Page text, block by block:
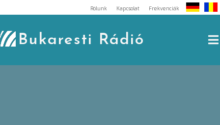
to
content
Rólunk Kapcsolat Frekvenciák
Bukaresti Rádió